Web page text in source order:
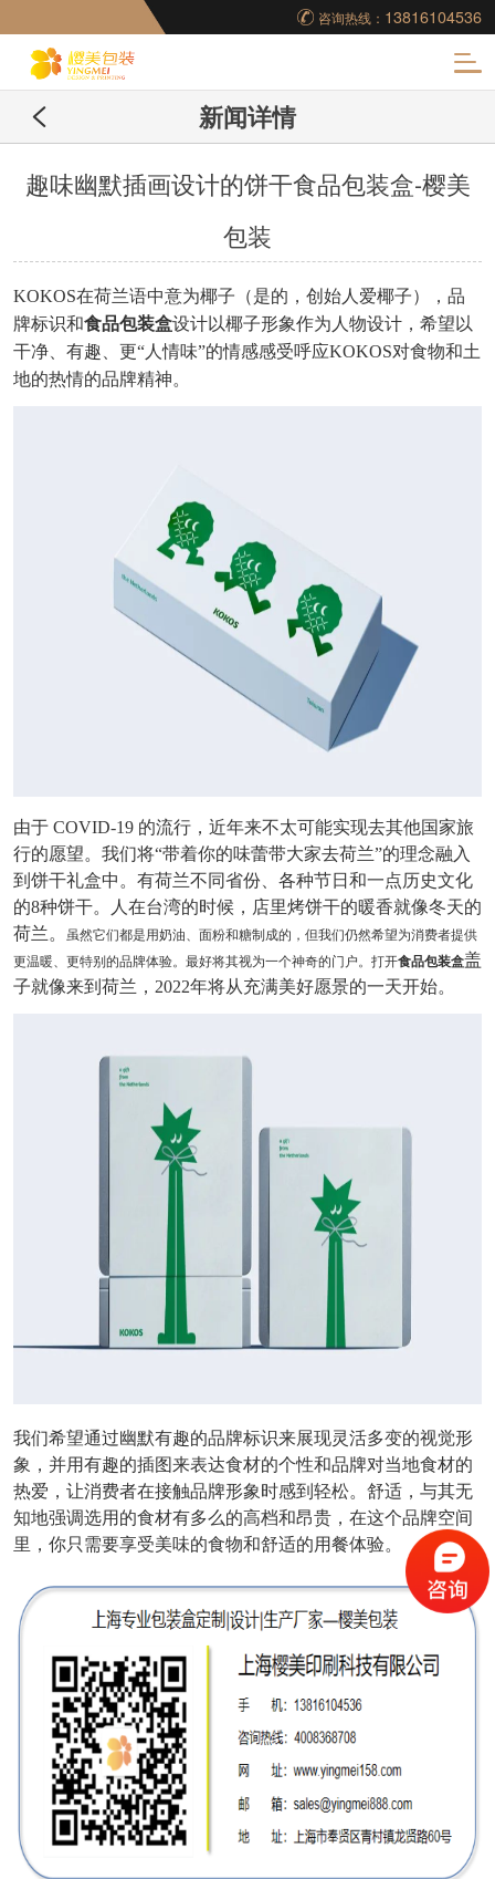
咨询热线： 13816104536
妆品包装盒工厂,高档
包装盒定制,创意包装
新闻详情
趣味幽默插画设计的饼干食品包装盒-樱美
包装
KOKOS在荷兰语中意为椰子（是的，创始人爱椰子），品
牌标识和食品包装盒设计以椰子形象作为人物设计，希望以
干净、有趣、更“人情味”的情感感受呼应KOKOS对食物和土
地的热情的品牌精神。
由于 COVID-19 的流行，近年来不太可能实现去其他国家旅
行的愿望。我们将“带着你的味蕾带大家去荷兰”的理念融入
到饼干礼盒中。有荷兰不同省份、各种节日和一点历史文化
的8种饼干。人在台湾的时候，店里烤饼干的暖香就像冬天的
荷兰。
虽然它们都是用奶油、面粉和糖制成的，但我们仍然希望为消费者提供
更温暖、更特别的品牌体验。最好将其视为一个神奇的门户。打开食品包装盒盖
子就像来到荷兰，2022年将从充满美好愿景的一天开始。
我们希望通过幽默有趣的品牌标识来展现灵活多变的视觉形
象，并用有趣的插图来表达食材的个性和品牌对当地食材的
热爱，让消费者在接触品牌形象时感到轻松。舒适，与其无
知地强调选用的食材有多么的高档和昂贵，在这个品牌空间
里，你只需要享受美味的食物和舒适的用餐体验。